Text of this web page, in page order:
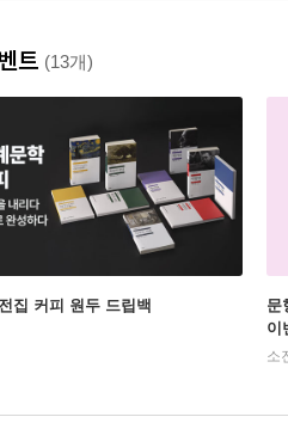
트 (13개)
집 커피 원두 드립백
문
이
소